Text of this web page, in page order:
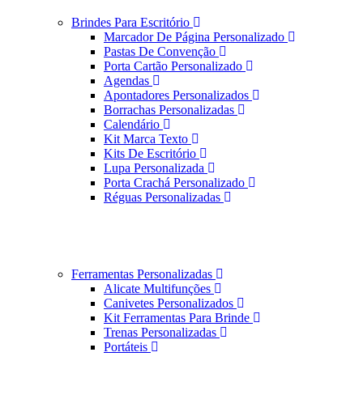
Brindes Para Escritório
Marcador De Página Personalizado
Pastas De Convenção
Porta Cartão Personalizado
Agendas
Apontadores Personalizados
Borrachas Personalizadas
Calendário
Kit Marca Texto
Kits De Escritório
Lupa Personalizada
Porta Crachá Personalizado
Réguas Personalizadas
Ferramentas Personalizadas
Alicate Multifunções
Canivetes Personalizados
Kit Ferramentas Para Brinde
Trenas Personalizadas
Portáteis